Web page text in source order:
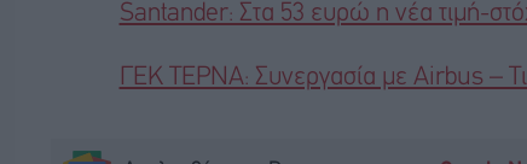
Santander: Στα 53 ευρώ η νέα τιμή-
ΓΕΚ ΤΕΡΝΑ: Συνεργασία με Airbus –